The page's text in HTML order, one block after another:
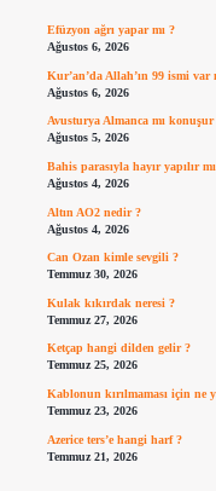
Efüzyon ağrı yapar mı ?
Ağustos 6, 2026
Kur’an’da Allah’ın 99 ismi var
Ağustos 6, 2026
Avusturya Almanca mı konuşur
Ağustos 5, 2026
Bahis parasıyla hayır yapılır
Ağustos 4, 2026
Altın AO2 nedir ?
Ağustos 4, 2026
Can Ozan kimle sevgili ?
Temmuz 30, 2026
Kulak kıkırdak neresi ?
Temmuz 27, 2026
Ketçap hangi dilden gelir ?
Temmuz 25, 2026
Kablonun kırılmaması için ne
Temmuz 23, 2026
Azerice ters’e hangi harf ?
Temmuz 21, 2026